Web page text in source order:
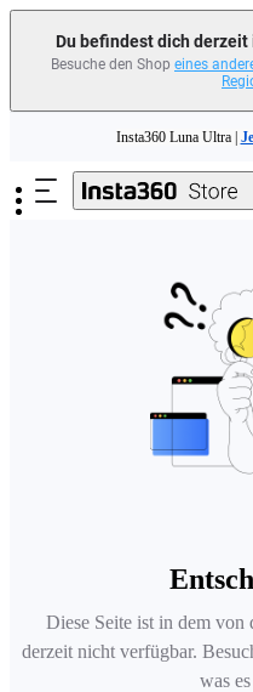
Du befindest dich
Besuche den Shop eines
Need shopping
Insta360 Luna Ultra |
Diese Seite ist in dem
derzeit nicht verfügbar.
was